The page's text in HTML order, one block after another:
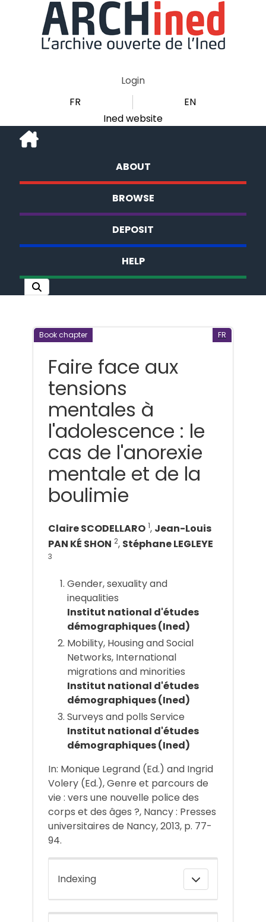
Login
FR
EN
Ined website
ABOUT
BROWSE
DEPOSIT
HELP
Book chapter FR
Faire face aux
tensions
mentales à
l'adolescence : le
cas de l'anorexie
mentale et de la
boulimie
Claire SCODELLARO 1, Jean-Louis
PAN KÉ SHON 2, Stéphane LEGLEYE
3
Gender, sexuality and
inequalities
Institut national d'études
démographiques (Ined)
Mobility, Housing and Social
Networks, International
migrations and minorities
Institut national d'études
démographiques (Ined)
Surveys and polls Service
Institut national d'études
démographiques (Ined)
In: Monique Legrand (Ed.) and Ingrid
Volery (Ed.), Genre et parcours de
vie : vers une nouvelle police des
corps et des âges ?, Nancy : Presses
universitaires de Nancy, 2013, p. 77-
94.
Indexing